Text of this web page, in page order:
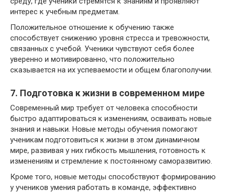
интерес к учебным предметам.
Положительное отношение к обучению также
способствует снижению уровня стресса и тревожности,
связанных с учебой. Ученики чувствуют себя более
уверенно и мотивированно, что положительно
сказывается на их успеваемости и общем благополучии.
7. Подготовка к жизни в современном мире
Современный мир требует от человека способности
быстро адаптироваться к изменениям, осваивать новые
знания и навыки. Новые методы обучения помогают
ученикам подготовиться к жизни в этом динамичном
мире, развивая у них гибкость мышления, готовность к
изменениям и стремление к постоянному саморазвитию.
Кроме того, новые методы способствуют формированию
у учеников умения работать в команде, эффективно